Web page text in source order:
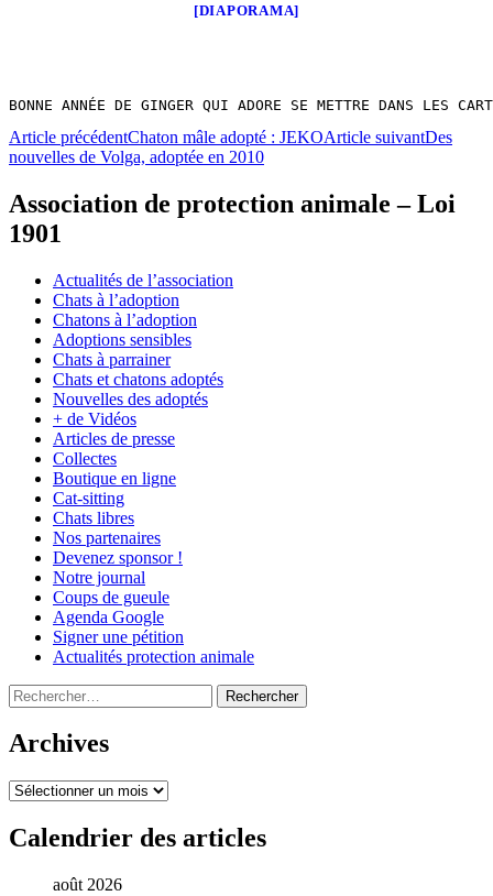
[DIAPORAMA]
BONNE ANNÉE DE GINGER QUI ADORE SE METTRE DANS LES
Navigation
des
articles
Article précédentChaton mâle adopté : JEKOArticle suivantDes
nouvelles de Volga, adoptée en 2010
Association de protection animale – Loi
1901
Actualités de l’association
Chats à l’adoption
Chatons à l’adoption
Adoptions sensibles
Chats à parrainer
Chats et chatons adoptés
Nouvelles des adoptés
+ de Vidéos
Articles de presse
Collectes
Boutique en ligne
Cat-sitting
Chats libres
Nos partenaires
Devenez sponsor !
Notre journal
Coups de gueule
Agenda Google
Signer une pétition
Actualités protection animale
Rechercher :
Archives
Archives
Calendrier des articles
août 2026